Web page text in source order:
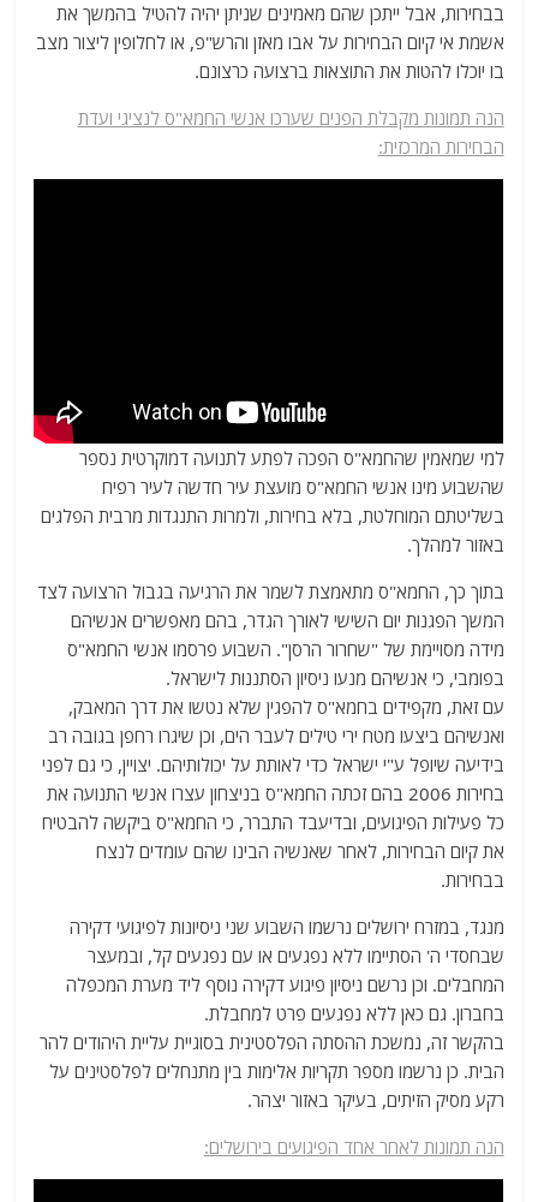
בבחירות, אבל ייתכן שהם מאמינים שניתן יהיה להטיל בהמשך את
אשמת אי קיום הבחירות על אבו מאזן והרש"פ, או לחלופין ליצור מצב
בו יוכלו להטות את התוצאות ברצועה כרצונם.
הנה תמונות מקבלת הפנים שערכו אנשי החמא"ס לנציגי ועדת
הבחירות המרכזית:
למי שמאמין שהחמא"ס הפכה לפתע לתנועה דמוקרטית נספר
שהשבוע מינו אנשי החמא"ס מועצת עיר חדשה לעיר רפיח
בשליטתם המוחלטת, בלא בחירות, ולמרות התנגדות מרבית הפלגים
באזור למהלך.
בתוך כך, החמא"ס מתאמצת לשמר את הרגיעה בגבול הרצועה לצד
המשך הפגנות יום השישי לאורך הגדר, בהם מאפשרים אנשיהם
מידה מסויימת של "שחרור הרסן". השבוע פרסמו אנשי החמא"ס
בפומבי, כי אנשיהם מנעו ניסיון הסתננות לישראל.
עם זאת, מקפידים בחמא"ס להפגין שלא נטשו את דרך המאבק,
ואנשיהם ביצעו מטח ירי טילים לעבר הים, וכן שיגרו רחפן בגובה רב
בידיעה שיופל ע"י ישראל כדי לאותת על יכולותיהם. יצויין, כי גם לפני
בחירות 2006 בהם זכתה החמא"ס בניצחון עצרו אנשי התנועה את
כל פעילות הפיגועים, ובדיעבד התברר, כי החמא"ס ביקשה להבטיח
את קיום הבחירות, לאחר שאנשיה הבינו שהם עומדים לנצח
בבחירות.
מנגד, במזרח ירושלים נרשמו השבוע שני ניסיונות לפיגועי דקירה
שבחסדי ה' הסתיימו ללא נפגעים או עם נפגעים קל, ובמעצר
המחבלים. וכן נרשם ניסיון פיגוע דקירה נוסף ליד מערת המכפלה
בחברון. גם כאן ללא נפגעים פרט למחבלת.
בהקשר זה, נמשכת ההסתה הפלסטינית בסוגיית עליית היהודים להר
הבית. כן נרשמו מספר תקריות אלימות בין מתנחלים לפלסטינים על
רקע מסיק הזיתים, בעיקר באזור יצהר.
הנה תמונות לאחר אחד הפיגועים בירושלים: